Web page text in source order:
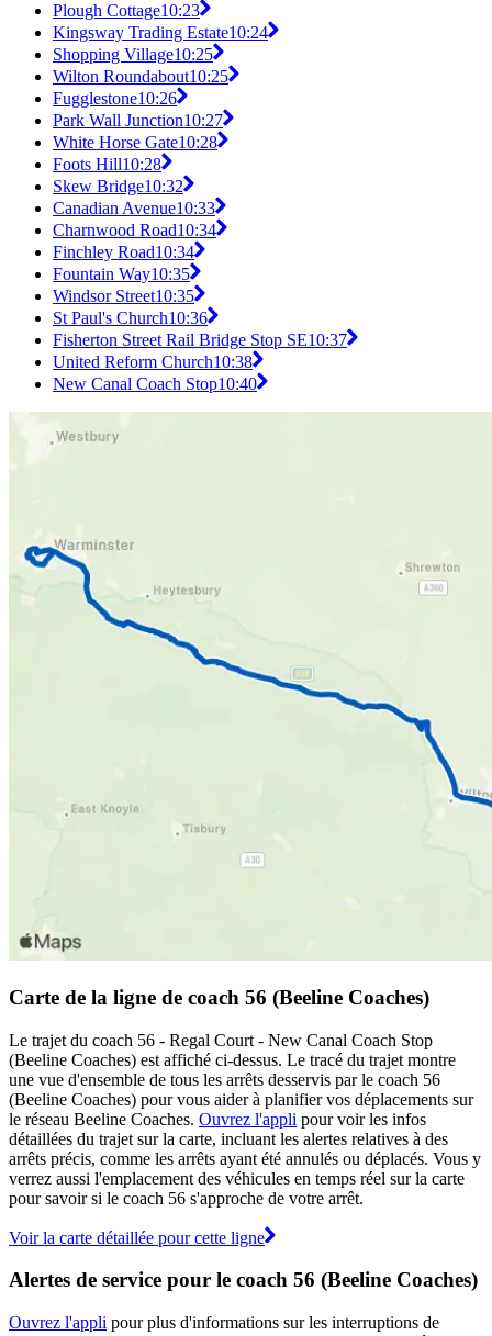
Plough Cottage10:23
Kingsway Trading Estate10:24
Shopping Village10:25
Wilton Roundabout10:25
Fugglestone10:26
Park Wall Junction10:27
White Horse Gate10:28
Foots Hill10:28
Skew Bridge10:32
Canadian Avenue10:33
Charnwood Road10:34
Finchley Road10:34
Fountain Way10:35
Windsor Street10:35
St Paul's Church10:36
Fisherton Street Rail Bridge Stop SE10:37
United Reform Church10:38
New Canal Coach Stop10:40
Carte de la ligne de coach 56 (Beeline Coaches)
Le trajet du coach 56 - Regal Court - New Canal Coach Stop
(Beeline Coaches) est affiché ci-dessus. Le tracé du trajet montre
une vue d'ensemble de tous les arrêts desservis par le coach 56
(Beeline Coaches) pour vous aider à planifier vos déplacements sur
le réseau Beeline Coaches. Ouvrez l'appli pour voir les infos
détaillées du trajet sur la carte, incluant les alertes relatives à des
arrêts précis, comme les arrêts ayant été annulés ou déplacés. Vous y
verrez aussi l'emplacement des véhicules en temps réel sur la carte
pour savoir si le coach 56 s'approche de votre arrêt.
Voir la carte détaillée pour cette ligne
Alertes de service pour le coach 56 (Beeline Coaches)
Ouvrez l'appli pour plus d'informations sur les interruptions de